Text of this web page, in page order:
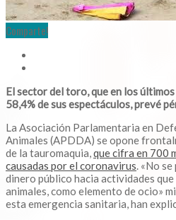
Comparte!
El sector del toro, que en los
58,4% de sus espectáculos, prevé
La Asociación Parlamentaria en
Animales (APDDA) se opone
de la tauromaquia,que cifra en 700
causadas por el coronavirus. «No
dinero público hacia actividades
animales, como elemento de ocio»
esta emergencia sanitaria, han